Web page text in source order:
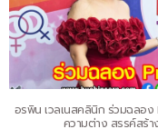
อรพิน เวลเนสคลินิก ร่วมฉลอ
ความต่าง สรรค์สร้า